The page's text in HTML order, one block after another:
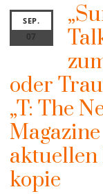
SEP.
07
oder
„T: The
aktuellen
kopie